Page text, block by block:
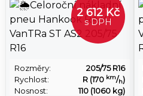
2 612 Kč
s DPH
Rozměry:
205/75 R16
Rychlost:
R (170 km/h)
Nosnost:
110 (1060 kg)